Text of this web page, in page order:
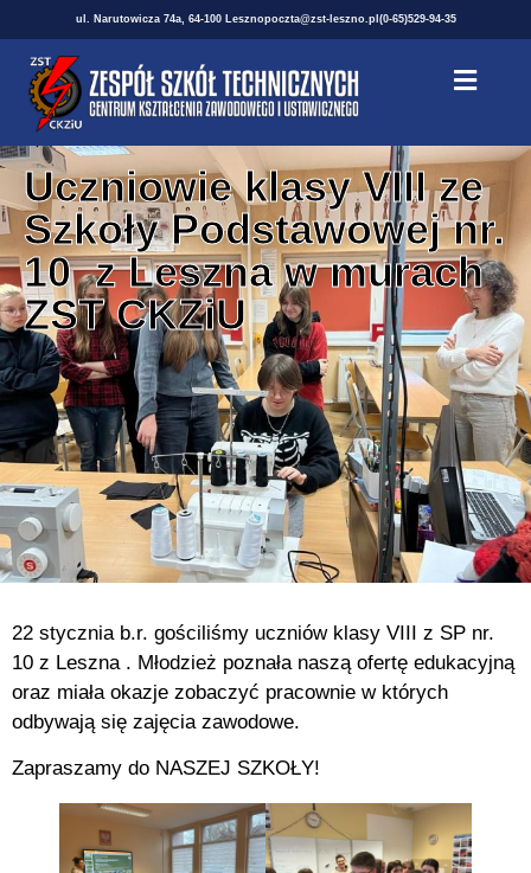
ul. Narutowicza 74a, 64-100 Lesznopoczta@zst-leszno.pl (0-65)529-94-35
Uczniowie klasy VIII ze
Szkoły Podstawowej nr.
10 z Leszna w murach
ZST CKZiU
22 stycznia b.r. gościliśmy uczniów klasy VIII z SP nr.
10 z Leszna . Młodzież poznała naszą ofertę edukacyjną
oraz miała okazje zobaczyć pracownie w których
odbywają się zajęcia zawodowe.
Zapraszamy do NASZEJ SZKOŁY!